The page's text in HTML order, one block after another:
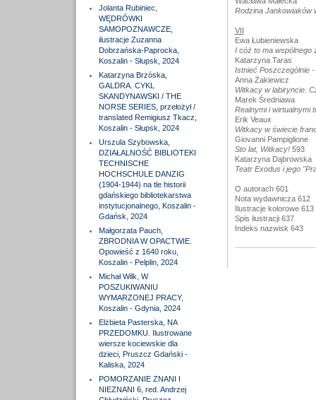
Jolanta Rubiniec,
WĘDRÓWKI
SAMOPOZNAWCZE,
ilustracje Zuzanna
Dobrzańska-Paprocka,
Koszalin - Słupsk, 2024
Katarzyna Brzóska,
GALDRA. CYKL
SKANDYNAWSKI / THE
NORSE SERIES, przełożył /
translated Remigiusz Tkacz,
Koszalin - Słupsk, 2024
Urszula Szybowska,
DZIAŁALNOŚĆ BIBLIOTEKI
TECHNISCHE
HOCHSCHULE DANZIG
(1904-1944) na tle historii
gdańskiego bibliotekarstwa
instytucjonalnego, Koszalin -
Gdańsk, 2024
Małgorzata Pauch,
ZBRODNIA W OPACTWIE.
Opowieść z 1640 roku,
Koszalin - Pelplin, 2024
Michał Wilk, W
POSZUKIWANIU
WYMARZONEJ PRACY,
Koszalin - Gdynia, 2024
Elżbieta Pasterska, NA
PRZEDOMKU. Ilustrowane
wiersze kociewskie dla
dzieci, Pruszcz Gdański -
Kaliska, 2024
POMORZANIE ZNANI I
NIEZNANI 6, red. Andrzej
Rodzina Jankowiaków
VII
Ewa Łubieniewska
I cóż to ma wspólnego
Katarzyna Taras
Istnieć Poszczególnie
Anna Żakiewicz
Witkacy w labiryncie.
Marek Średniawa
Realnymi i wirtualnymi
Erik Veaux
Witkacy w świecie
Giovanni Pampiglione
Sto lat, Witkacy! 593
Katarzyna Dąbrowska
Teatr Exodus i jego
O autorach 601
Nota wydawnicza 612
Ilustracje kolorowe 613
Spis ilustracji 637
Indeks nazwisk 643